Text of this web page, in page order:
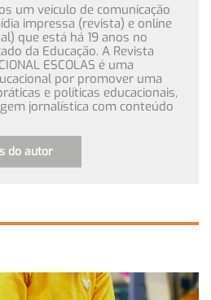
um veículo de comunicação
impressa (revista) e online
que está há 19 anos no
da Educação. A Revista
ESCOLAS é uma
por promover uma
e políticas educacionais,
jornalística com conteúdo
do autor